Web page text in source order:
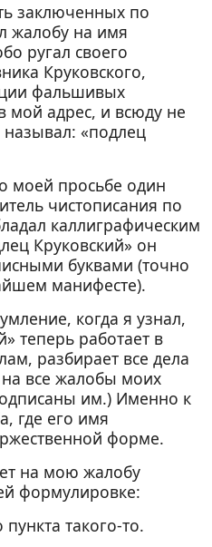
заключенных по
жалобу на имя
ругал своего
Круковского,
фальшивых
мой адрес, и всюду не
«подлец
моей просьбе один
чистописания по
каллиграфическим
Круковский» он
буквами (точно
манифесте).
когда я узнал,
теперь работает в
разбирает все дела
все жалобы моих
им.) Именно к
где его имя
форме.
на мою жалобу
формулировке:
такого-то.